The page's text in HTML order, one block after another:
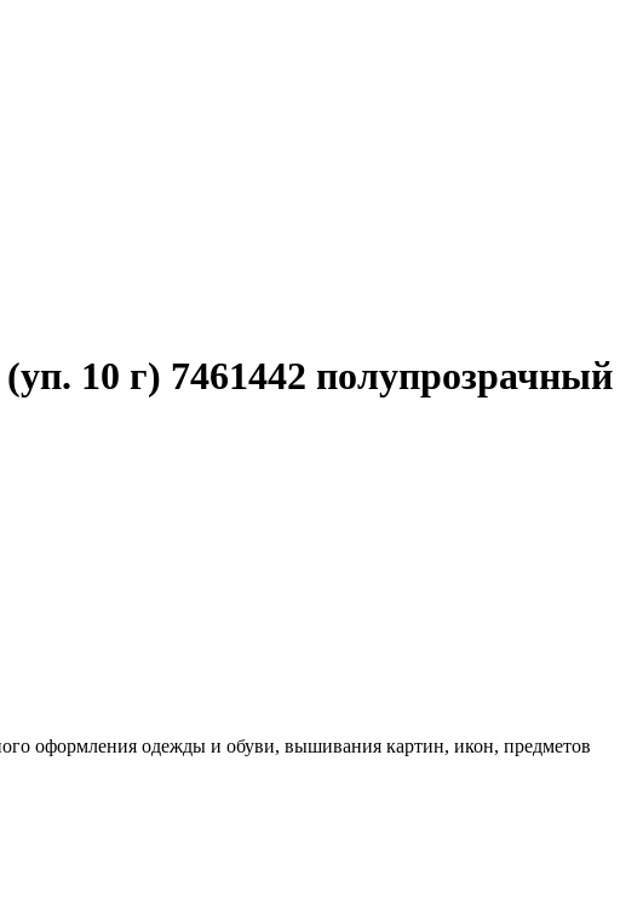
10 г) 7461442 полупрозрачный
оформления одежды и обуви, вышивания картин, икон, предметов